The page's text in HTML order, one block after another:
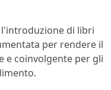
l'introduzione di libri
per rendere il
e coinvolgente per gli